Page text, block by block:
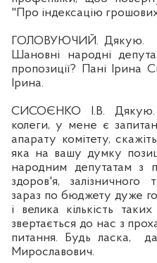
"Про індексацію
ГОЛОВУЮЧИЙ. Дякую.
Шановні народні
пропозиції? Пані Ірина
Ірина.
СИСОЄНКО І. В.
колеги, у мене є
апарату комітету,
яка на вашу думку
народним депутатам з
здоров'я,
зараз по бюджету дуже
і велика кількість
звертається до нас з
питання. Будь ласка,
Мирославович.